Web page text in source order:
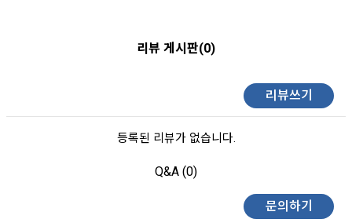
리뷰 게시판(0)
리뷰쓰기
등록된 리뷰가 없습니다.
Q&A (0)
문의하기